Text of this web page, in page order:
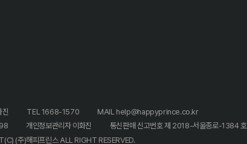
진 TEL 1668-1570
MAIL help@happyprince.co.kr
개인정보관리자 이화진 통신판매 신고번호 제 2018-서울종로-1384 호
(주)해피프린스 ALL RIGHT RESERVED.